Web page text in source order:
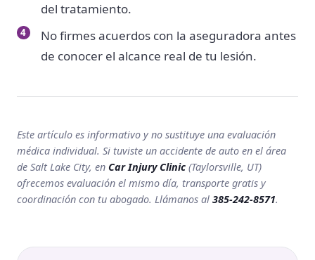
del tratamiento.
No firmes acuerdos con la aseguradora antes
de conocer el alcance real de tu lesión.
Este artículo es informativo y no sustituye una evaluación
médica individual. Si tuviste un accidente de auto en el área
de Salt Lake City, en Car Injury Clinic (Taylorsville, UT)
ofrecemos evaluación el mismo día, transporte gratis y
coordinación con tu abogado. Llámanos al 385-242-8571.